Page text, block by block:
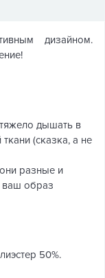
дизайном.
дышать в
(сказка, а не
разные и
ваш образ
50%.